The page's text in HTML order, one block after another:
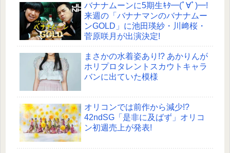
バナナムーンに5期生ｷﾀ━(ﾟ∀ﾟ)━!
来週の「バナナマンのバナナムー
ンGOLD」に池田瑛紗・川﨑桜・
菅原咲月が出演決定!
まさかの水着姿あり!? あかりんが
ホリプロタレントスカウトキャラ
バンに出ていた模様
オリコンでは前作から減少!?
42ndSG「是非に及ばず」オリコ
ン初週売上が発表!